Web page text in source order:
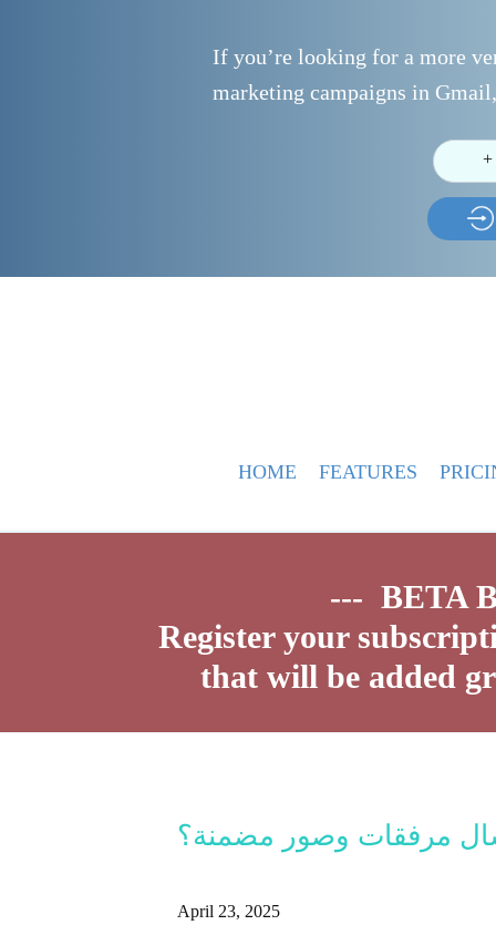
If you’re looking for a more
marketing campaigns in
+
HOME FEATURES
--- ​BETA
Register your
that will be added
مرفقات وصور مضمنة؟
April 23, 2025